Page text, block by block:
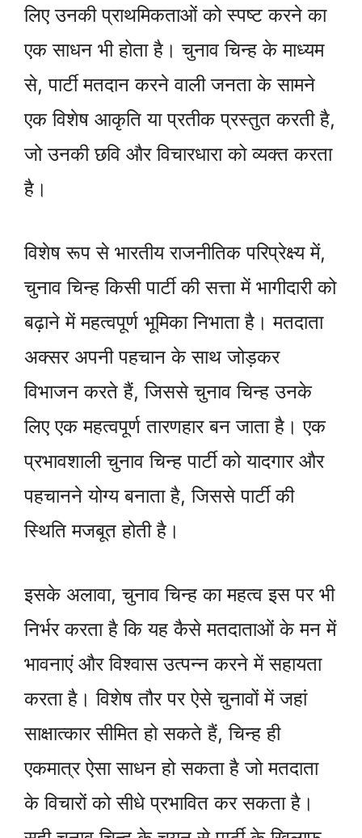
लिए उनकी प्राथमिकताओं को स्पष्ट करने का
एक साधन भी होता है। चुनाव चिन्ह के माध्यम
से, पार्टी मतदान करने वाली जनता के सामने
एक विशेष आकृति या प्रतीक प्रस्तुत करती है,
जो उनकी छवि और विचारधारा को व्यक्त करता
है।
विशेष रूप से भारतीय राजनीतिक परिप्रेक्ष्य में,
चुनाव चिन्ह किसी पार्टी की सत्ता में भागीदारी को
बढ़ाने में महत्वपूर्ण भूमिका निभाता है। मतदाता
अक्सर अपनी पहचान के साथ जोड़कर
विभाजन करते हैं, जिससे चुनाव चिन्ह उनके
लिए एक महत्वपूर्ण तारणहार बन जाता है। एक
प्रभावशाली चुनाव चिन्ह पार्टी को यादगार और
पहचानने योग्य बनाता है, जिससे पार्टी की
स्थिति मजबूत होती है।
इसके अलावा, चुनाव चिन्ह का महत्व इस पर भी
निर्भर करता है कि यह कैसे मतदाताओं के मन में
भावनाएं और विश्वास उत्पन्न करने में सहायता
करता है। विशेष तौर पर ऐसे चुनावों में जहां
साक्षात्कार सीमित हो सकते हैं, चिन्ह ही
एकमात्र ऐसा साधन हो सकता है जो मतदाता
के विचारों को सीधे प्रभावित कर सकता है।